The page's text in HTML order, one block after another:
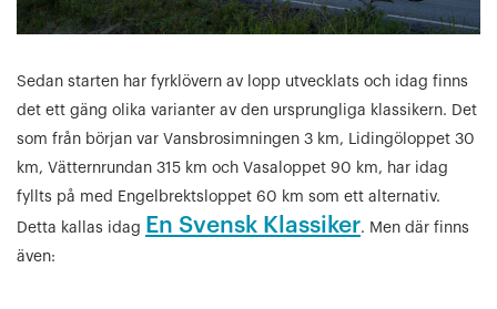
Sedan starten har fyrklövern av lopp utvecklats och idag finns
det ett gäng olika varianter av den ursprungliga klassikern. Det
som från början var Vansbrosimningen 3 km, Lidingöloppet 30
km, Vätternrundan 315 km och Vasaloppet 90 km, har idag
fyllts på med Engelbrektsloppet 60 km som ett alternativ.
Detta kallas idag
En Svensk Klassiker. Men där finns
även: